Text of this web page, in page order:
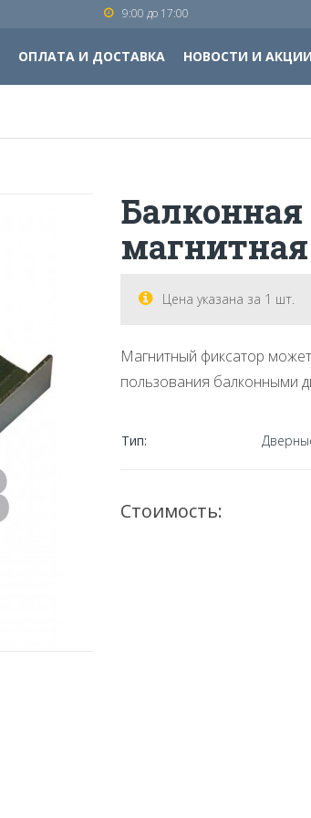
ОПЛАТА И ДОСТАВКА НОВОСТИ И АКЦИИ
9:00 до 17:00
магнитная
Цена указана за 1 шт.
Магнитный фиксатор
пользования балконными
Тип:
Стоимость: